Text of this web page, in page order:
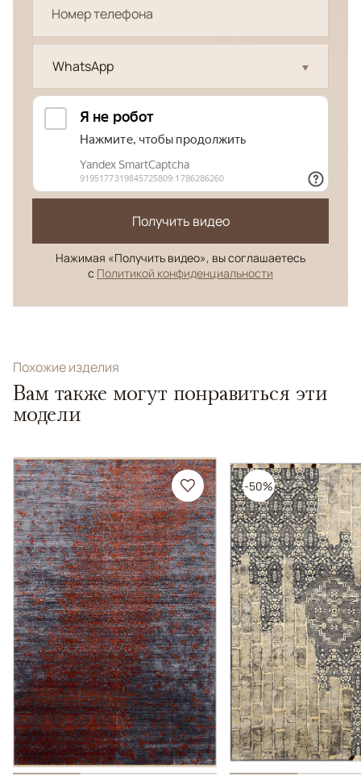
WhatsApp
Получить видео
Нажимая «Получить видео», вы соглашаетесь
с Политикой конфиденциальности
Похожие изделия
Вам также могут понравиться эти
модели
-50%